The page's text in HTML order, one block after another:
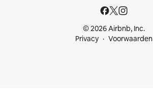
© 2026 Airbnb, Inc.
Privacy
Voorwaarden